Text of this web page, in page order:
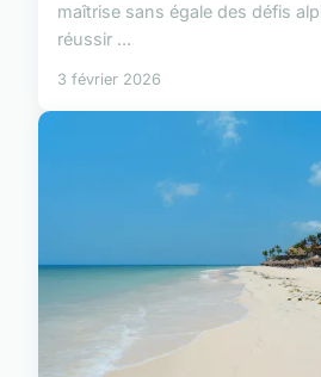
maîtrise sans égale des défis
réussir ...
3 février 2026